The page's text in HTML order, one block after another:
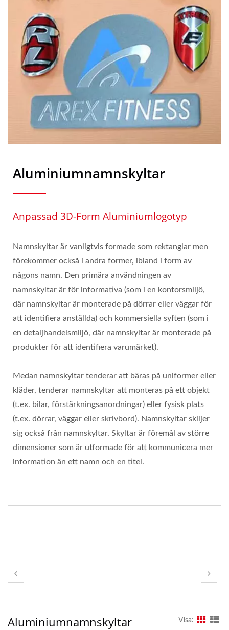
Aluminiumnamnskyltar
Anpassad 3D-Form Aluminiumlogotyp
Namnskyltar är vanligtvis formade som rektanglar men
förekommer också i andra former, ibland i form av
någons namn. Den primära användningen av
namnskyltar är för informativa (som i en kontorsmiljö,
där namnskyltar är monterade på dörrar eller väggar för
att identifiera anställda) och kommersiella syften (som i
en detaljhandelsmiljö, där namnskyltar är monterade på
produkter för att identifiera varumärket).
Medan namnskyltar tenderar att bäras på uniformer eller
kläder, tenderar namnskyltar att monteras på ett objekt
(t.ex. bilar, förstärkningsanordningar) eller fysisk plats
(t.ex. dörrar, väggar eller skrivbord). Namnskyltar skiljer
sig också från namnskyltar. Skyltar är föremål av större
dimensioner som är utformade för att kommunicera mer
information än ett namn och en titel.
Aluminiumnamnskyltar Visa: